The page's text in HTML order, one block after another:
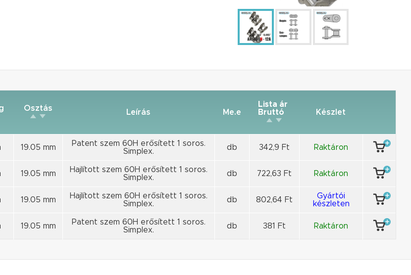
Osztás Leírás Me.e
Lista ár
Bruttó
Készlet
19.05 mm
Patent szem 60H erősített 1 soros.
Simplex.
db 342,9 Ft Raktáron
19.05 mm
Hajlított szem 60H erősített 1 soros.
Simplex.
db 722,63 Ft Raktáron
19.05 mm
Hajlított szem 60H erősített 1 soros.
Simplex.
db 802,64 Ft
Gyártói
készleten
19.05 mm
Patent szem 60H erősített 1 soros.
Simplex.
db 381 Ft Raktáron